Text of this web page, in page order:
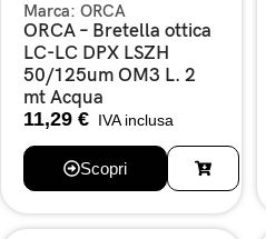
Marca: ORCA
ORCA – Bretella ottica
LC-LC DPX LSZH
50/125um OM3 L. 2
mt Acqua
11,29 € IVA inclusa
Scopri